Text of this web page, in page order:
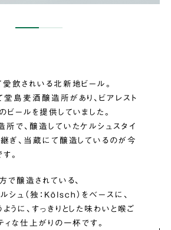
飲されいる北新地ビール。
島麦酒醸造所があり、ビアレスト
ビールを提供していました。
で、醸造していたケルシュスタイ
ぎ、当蔵にて醸造しているのが今
。
で醸造されている、
シュ（独：Kölsch）をベースに、
うに、すっきりとした味わいと喉ご
ィな仕上がりの一杯です。